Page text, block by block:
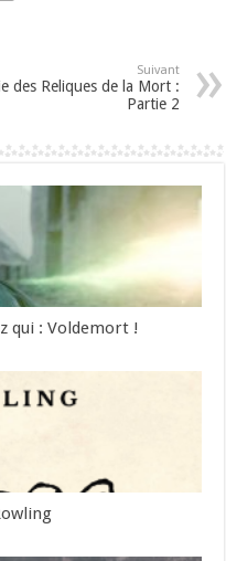
Suivant
des Reliques de la Mort :
Partie 2
qui : Voldemort !